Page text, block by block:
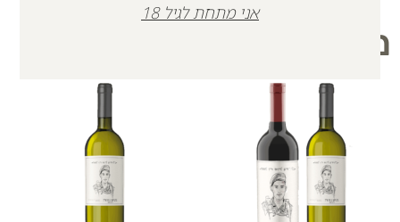
מוצרים קשורים
אני מתחת לגיל 18